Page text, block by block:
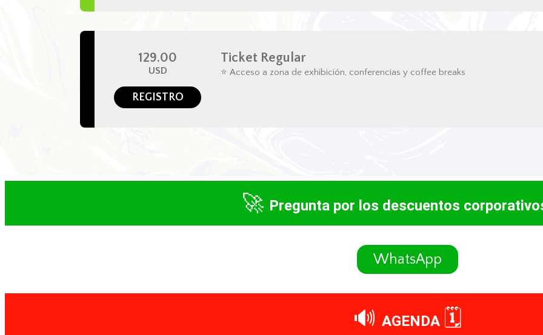
129.00
USD
REGISTRO
Ticket Regular
⭐ Acceso a zona de exhibición, conferencias y coffee breaks
🚀 Pregunta por los descuentos
WhatsApp
🔊 AGENDA 🗓️